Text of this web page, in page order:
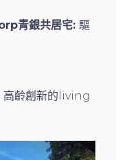
青銀共居宅: 驅
高齡創新的living